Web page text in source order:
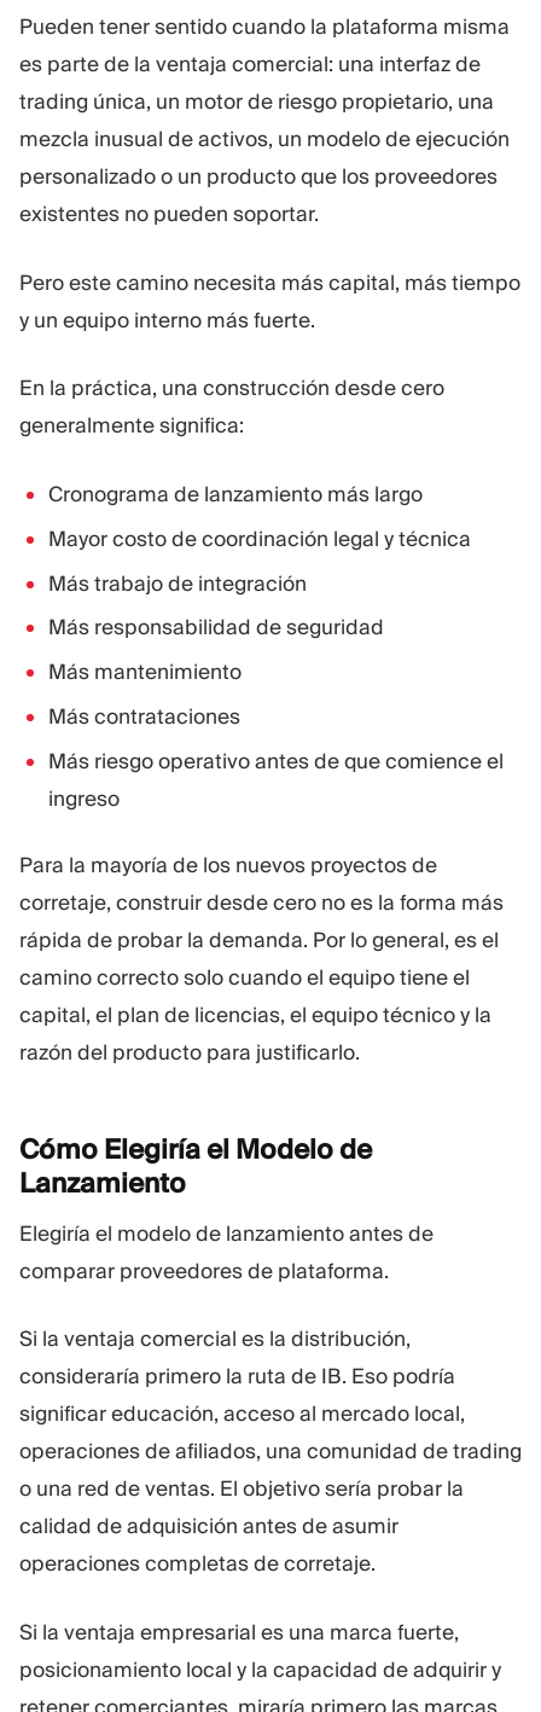
Pueden tener sentido cuando la plataforma misma
es parte de la ventaja comercial: una interfaz de
trading única, un motor de riesgo propietario, una
mezcla inusual de activos, un modelo de ejecución
personalizado o un producto que los proveedores
existentes no pueden soportar.
Pero este camino necesita más capital, más tiempo
y un equipo interno más fuerte.
En la práctica, una construcción desde cero
generalmente significa:
Cronograma de lanzamiento más largo
Mayor costo de coordinación legal y técnica
Más trabajo de integración
Más responsabilidad de seguridad
Más mantenimiento
Más contrataciones
Más riesgo operativo antes de que comience el
ingreso
Para la mayoría de los nuevos proyectos de
corretaje, construir desde cero no es la forma más
rápida de probar la demanda. Por lo general, es el
camino correcto solo cuando el equipo tiene el
capital, el plan de licencias, el equipo técnico y la
razón del producto para justificarlo.
Cómo Elegiría el Modelo de
Lanzamiento
Elegiría el modelo de lanzamiento antes de
comparar proveedores de plataforma.
Si la ventaja comercial es la distribución,
consideraría primero la ruta de IB. Eso podría
significar educación, acceso al mercado local,
operaciones de afiliados, una comunidad de trading
o una red de ventas. El objetivo sería probar la
calidad de adquisición antes de asumir
operaciones completas de corretaje.
Si la ventaja empresarial es una marca fuerte,
posicionamiento local y la capacidad de adquirir y